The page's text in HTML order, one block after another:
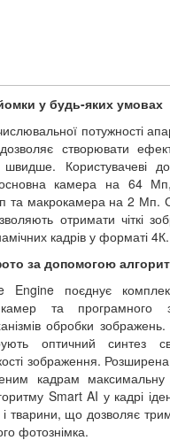
у будь-яких умовах
потужності
дозволяє створювати
Користувачеві
камера на 64 Мп,
макрокамера на 2 Мп.
отримати чіткі
кадрів у форматі 4К.
за допомогою
Engine поєднує
камер та програмного
обробки
оптичний синтез
зображення.
кадрам максимальну
Smart AI у кадрі
тварини, що дозволяє
фотознімка.